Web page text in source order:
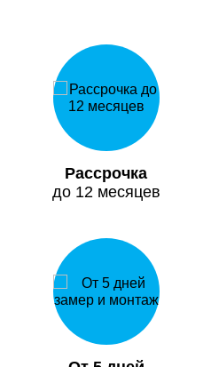
Рассрочка
до 12 месяцев